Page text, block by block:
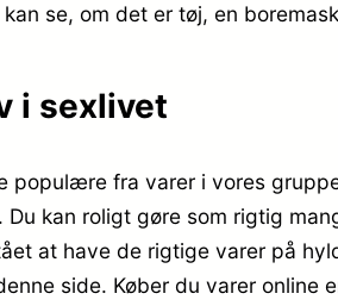
se, om det er tøj, en
i sexlivet
populære fra varer i vores
kan roligt gøre som rigtig
at have de rigtige varer på
side. Køber du varer online